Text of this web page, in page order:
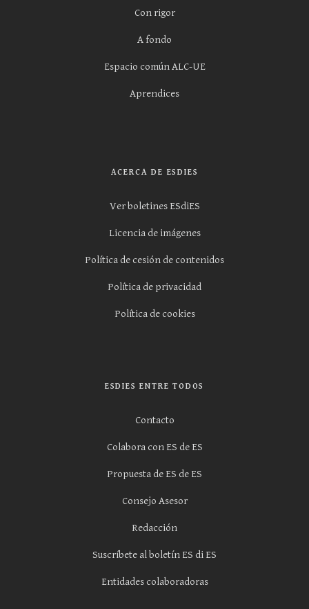
Con rigor
A fondo
Espacio común ALC-UE
Aprendices
ACERCA DE ESDIES
Ver boletines ESdiES
Licencia de imágenes
Política de cesión de contenidos
Política de privacidad
Política de cookies
ESDIES ENTRE TODOS
Contacto
Colabora con ES de ES
Propuesta de ES de ES
Consejo Asesor
Redacción
Suscríbete al boletín ES di ES
Entidades colaboradoras